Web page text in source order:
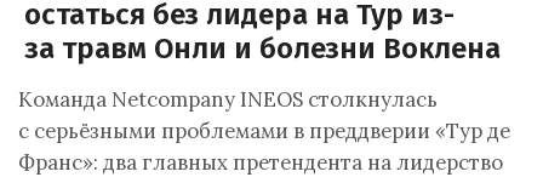
остаться без лидера на Тур из-
за травм Онли и болезни Воклена
Команда Netcompany INEOS столкнулась
с серьёзными проблемами в преддверии «Тур де
Франс»: два главных претендента на лидерство